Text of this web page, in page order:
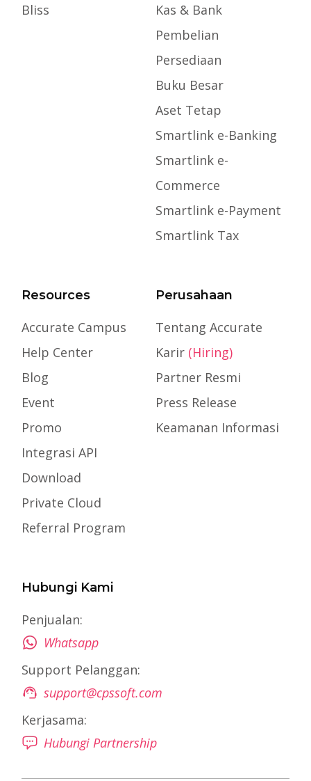
Bliss
Kas & Bank
Pembelian
Persediaan
Buku Besar
Aset Tetap
Smartlink e-Banking
Smartlink e-
Commerce
Smartlink e-Payment
Smartlink Tax
Resources
Accurate Campus
Help Center
Blog
Event
Promo
Integrasi API
Download
Private Cloud
Referral Program
Perusahaan
Tentang Accurate
Karir (Hiring)
Partner Resmi
Press Release
Keamanan Informasi
Hubungi Kami
Penjualan:
Whatsapp
Support Pelanggan:
support@cpssoft.com
Kerjasama:
Hubungi Partnership